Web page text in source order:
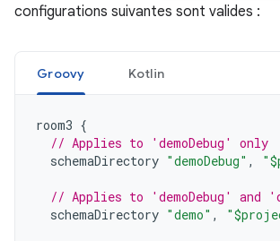
configurations suivantes sont valides :
Groovy Kotlin
room3 {
// Applies to 'demoDebug' only
schemaDirectory "demoDebug" ,
// Applies to 'demoDebug' and
schemaDirectory "demo" ,